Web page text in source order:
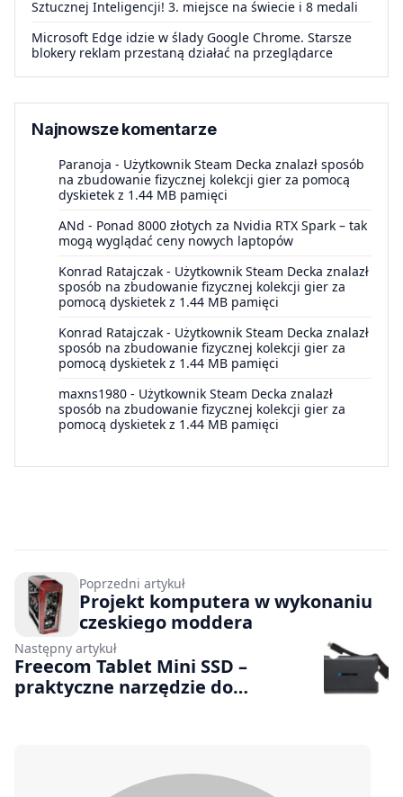
Sztucznej Inteligencji! 3. miejsce na świecie i 8 medali
Microsoft Edge idzie w ślady Google Chrome. Starsze
blokery reklam przestaną działać na przeglądarce
Najnowsze komentarze
Paranoja - Użytkownik Steam Decka znalazł sposób
na zbudowanie fizycznej kolekcji gier za pomocą
dyskietek z 1.44 MB pamięci
ANd - Ponad 8000 złotych za Nvidia RTX Spark – tak
mogą wyglądać ceny nowych laptopów
Konrad Ratajczak - Użytkownik Steam Decka znalazł
sposób na zbudowanie fizycznej kolekcji gier za
pomocą dyskietek z 1.44 MB pamięci
Konrad Ratajczak - Użytkownik Steam Decka znalazł
sposób na zbudowanie fizycznej kolekcji gier za
pomocą dyskietek z 1.44 MB pamięci
maxns1980 - Użytkownik Steam Decka znalazł
sposób na zbudowanie fizycznej kolekcji gier za
pomocą dyskietek z 1.44 MB pamięci
Poprzedni artykuł
Projekt komputera w wykonaniu
czeskiego moddera
Następny artykuł
Freecom Tablet Mini SSD –
praktyczne narzędzie do